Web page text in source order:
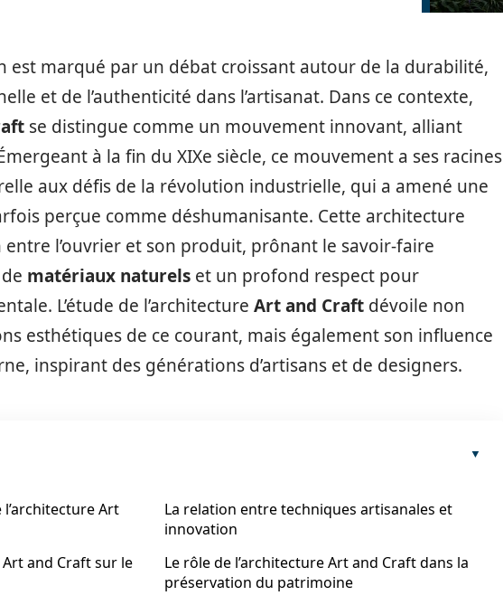
est marqué par un débat croissant autour de la durabilité,
et de l’authenticité dans l’artisanat. Dans ce contexte,
se distingue comme un mouvement innovant, alliant
à la fin du XIXe siècle, ce mouvement a ses racines
aux défis de la révolution industrielle, qui a amené une
perçue comme déshumanisante. Cette architecture
l’ouvrier et son produit, prônant le savoir-faire
matériaux naturels et un profond respect pour
L’étude de l’architecture Art and Craft dévoile non
esthétiques de ce courant, mais également son influence
inspirant des générations d’artisans et de designers.
Art
Art and Craft sur le
La relation entre techniques artisanales et
innovation
Le rôle de l’architecture Art and Craft dans la
préservation du patrimoine